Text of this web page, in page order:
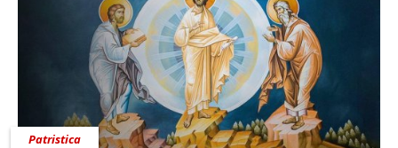
Patristica